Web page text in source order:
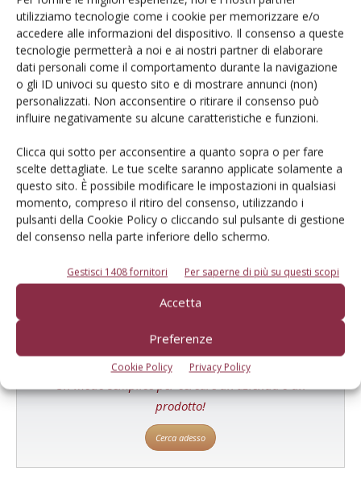
utilizziamo tecnologie come i cookie per memorizzare e/o
accedere alle informazioni del dispositivo. Il consenso a queste
tecnologie permetterà a noi e ai nostri partner di elaborare
dati personali come il comportamento durante la navigazione
o gli ID univoci su questo sito e di mostrare annunci (non)
personalizzati. Non acconsentire o ritirare il consenso può
influire negativamente su alcune caratteristiche e funzioni.
Clicca qui sotto per acconsentire a quanto sopra o per fare
scelte dettagliate. Le tue scelte saranno applicate solamente a
questo sito. È possibile modificare le impostazioni in qualsiasi
momento, compreso il ritiro del consenso, utilizzando i
pulsanti della Cookie Policy o cliccando sul pulsante di gestione
del consenso nella parte inferiore dello schermo.
Gestisci 1408 fornitori Per saperne di più su questi scopi
Accetta
Preferenze
Cookie Policy Privacy Policy
Salva il mio nome, email e sito web in questo browser per la
prossima volta che commento.
E-magazine
Tecniche, prodotti e servizi dalle aziende
Catalogo Aziende e Prodotti
prodotto!
Cerca adesso